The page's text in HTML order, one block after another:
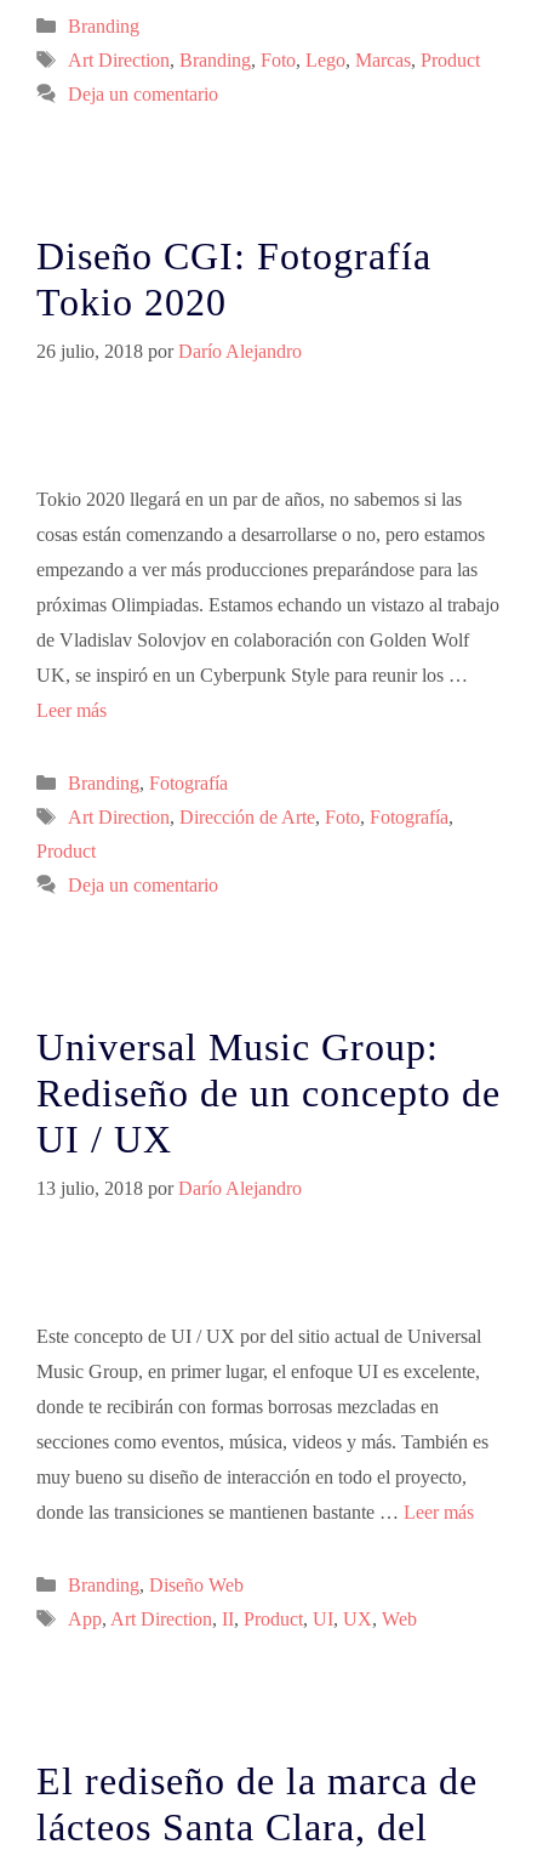
Branding
Art Direction, Branding, Foto, Lego, Marcas, Product
Deja un comentario
Diseño CGI: Fotografía
Tokio 2020
26 julio, 2018 porDarío Alejandro
Tokio 2020 llegará en un par de años, no sabemos si las
cosas están comenzando a desarrollarse o no, pero estamos
empezando a ver más producciones preparándose para las
próximas Olimpiadas. Estamos echando un vistazo al trabajo
de Vladislav Solovjov en colaboración con Golden Wolf
UK, se inspiró en un Cyberpunk Style para reunir los …
Leer más
Branding, Fotografía
Art Direction, Dirección de Arte, Foto, Fotografía,
Product
Deja un comentario
Universal Music Group:
Rediseño de un concepto de
UI / UX
13 julio, 2018 porDarío Alejandro
Este concepto de UI / UX por del sitio actual de Universal
Music Group, en primer lugar, el enfoque UI es excelente,
donde te recibirán con formas borrosas mezcladas en
secciones como eventos, música, videos y más. También es
muy bueno su diseño de interacción en todo el proyecto,
donde las transiciones se mantienen bastante … Leer más
Branding, Diseño Web
App, Art Direction, II, Product, UI, UX, Web
El rediseño de la marca de
lácteos Santa Clara, del